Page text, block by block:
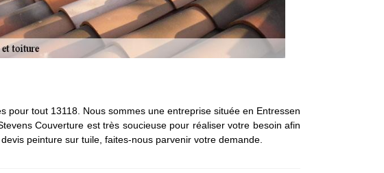
tout 13118. Nous sommes une entreprise située en Entressen
Couverture est très soucieuse pour réaliser votre besoin afin
peinture sur tuile, faites-nous parvenir votre demande.